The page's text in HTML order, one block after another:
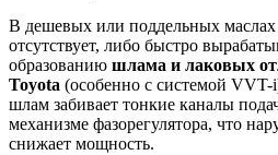
В дешевых или поддельных маслах
отсутствует, либо быстро
образованию шлама и лаковых
Toyota (особенно с системой VVT-
шлам забивает тонкие каналы
механизме фазорегулятора, что
снижает мощность.